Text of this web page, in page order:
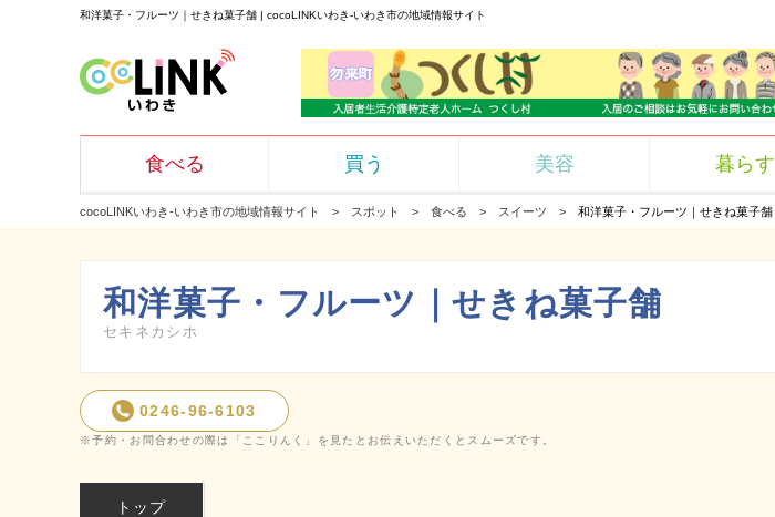
和洋菓子・フルーツ｜せきね菓子舗 | cocoLINKいわき-いわき市の地域情報サイト
食べる 買う 美容 暮らす
cocoLINKいわき-いわき市の地域情報サイト スポット 食べる スイーツ 和洋菓子・フルーツ｜せきね菓子舗
和洋菓子・フルーツ｜せきね菓子舗
セキネカシホ
0246-96-6103
※予約・お問合わせの際は「ここりんく」を見たとお伝えいただくとスムーズです。
トップ